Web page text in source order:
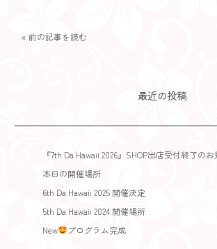
« 前の記事を読む
最近の投稿
『7th Da Hawaii 2026』SHOP出店受付終了の
本日の開催場所
6th Da Hawaii 2025 開催決定
5th Da Hawaii 2024 開催場所
New
プログラム完成